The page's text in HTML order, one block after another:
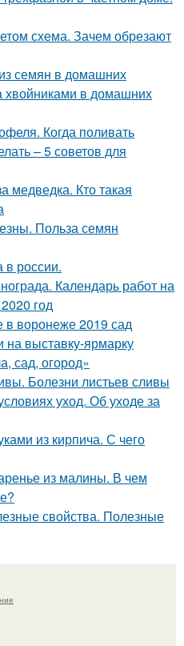
схема. Зачем обрезают
семян в домашних
хвойниками в домашних
Когда поливать
– 5 советов для
медведка. Кто такая
Польза семян
россии.
Календарь работ на
год
в воронеже 2019 сад
на выставку-ярмарку
сад, огород»
Болезни листьев сливы
уход. Об уходе за
из кирпича. С чего
из малины. В чем
свойства. Полезные